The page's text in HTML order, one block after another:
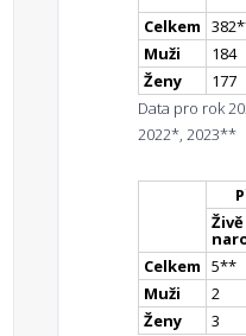
Celkem 382
Muži
184
Ženy
177
Data pro rok
2022*, 2023**
Živě
Celkem 5**
Muži
2
Ženy
3